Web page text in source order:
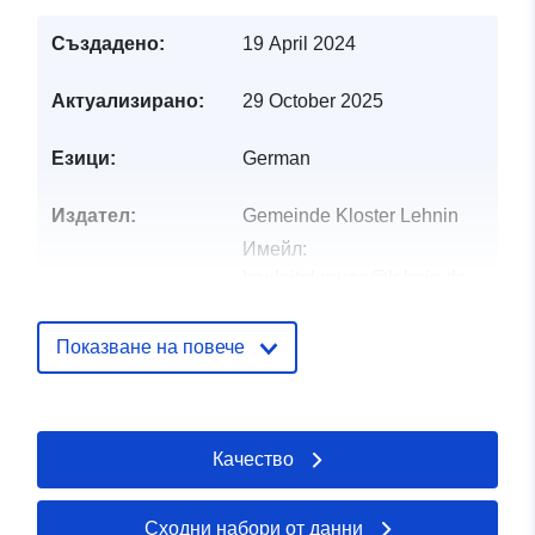
Създадено: 19 April 2024
Актуализирано: 29 October 2025
Езици: German
Издател:
Gemeinde Kloster Lehnin
Имейл:
Звено за връзка:
Kloster Lehnin
Имейл:
URL адрес:
https://www.klosterlehnin.de
Каталожен
Добавено към data.europa.eu:
Показване на повече
Качество
Сходни набори от данни